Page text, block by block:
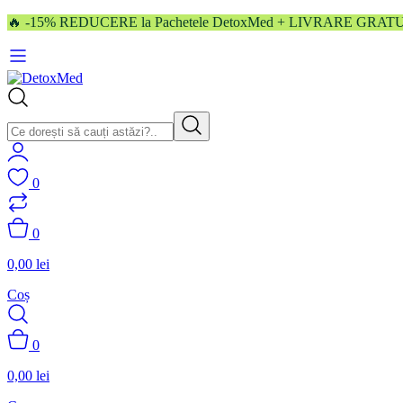
🔥 -15% REDUCERE la Pachetele DetoxMed + LIVRARE
0
0
0,00 lei
Coș
0
0,00 lei